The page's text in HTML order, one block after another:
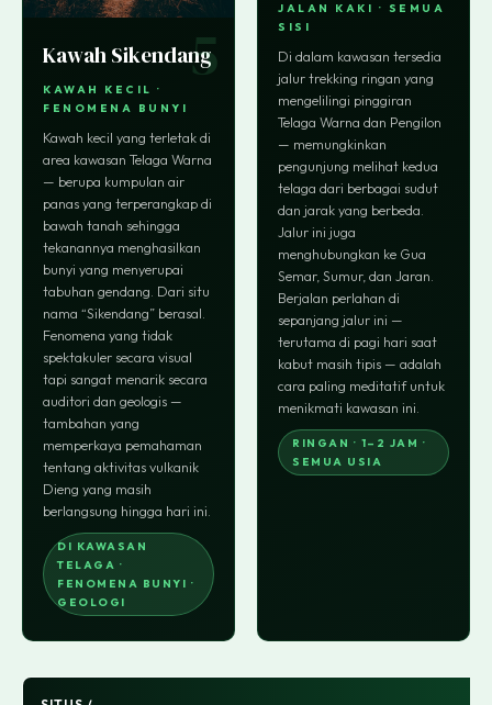
5
Kawah Sikendang
KAWAH KECIL ·
FENOMENA BUNYI
Kawah kecil yang terletak di
area kawasan Telaga Warna
— berupa kumpulan air
panas yang terperangkap di
bawah tanah sehingga
tekanannya menghasilkan
bunyi yang menyerupai
tabuhan gendang. Dari situ
nama “Sikendang” berasal.
Fenomena yang tidak
spektakuler secara visual
tapi sangat menarik secara
auditori dan geologis —
tambahan yang
memperkaya pemahaman
tentang aktivitas vulkanik
Dieng yang masih
berlangsung hingga hari ini.
DI KAWASAN
TELAGA ·
FENOMENA BUNYI ·
GEOLOGI
JALAN KAKI · SEMUA
SISI
Di dalam kawasan tersedia
jalur trekking ringan yang
mengelilingi pinggiran
Telaga Warna dan Pengilon
— memungkinkan
pengunjung melihat kedua
telaga dari berbagai sudut
dan jarak yang berbeda.
Jalur ini juga
menghubungkan ke Gua
Semar, Sumur, dan Jaran.
Berjalan perlahan di
sepanjang jalur ini —
terutama di pagi hari saat
kabut masih tipis — adalah
cara paling meditatif untuk
menikmati kawasan ini.
RINGAN · 1–2 JAM ·
SEMUA USIA